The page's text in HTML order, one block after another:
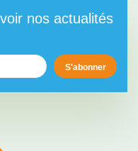
nos actualités
S'abonner